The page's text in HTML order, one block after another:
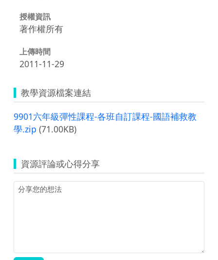
授權資訊
著作權所有
上傳時間
2011-11-29
教學資源檔案連結
9901六年級彈性課程-各班自訂課程-國語補救教
學.zip (71.00KB)
資源評論或心得分享